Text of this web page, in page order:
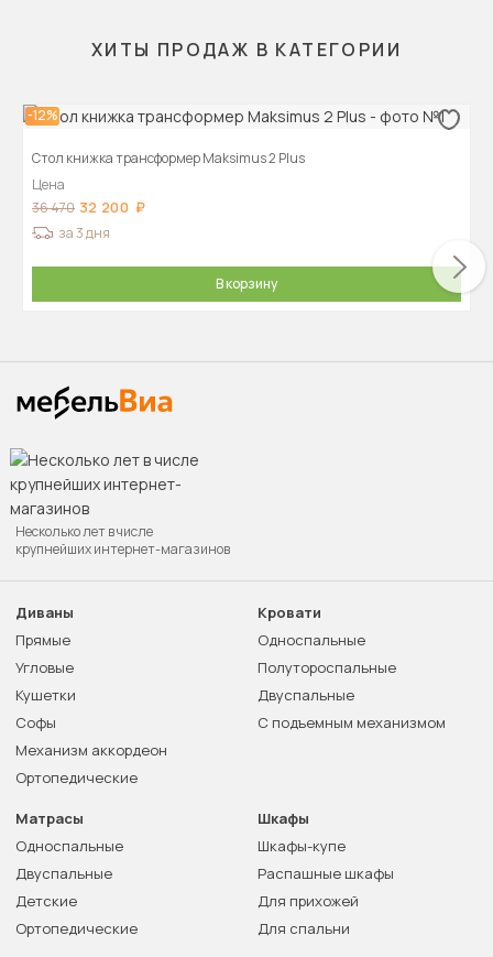
ХИТЫ ПРОДАЖ В КАТЕГОРИИ
-12%
Стол книжка трансформер Maksimus 2 Plus
Цена
36 470 32 200
за 3 дня
В корзину
Несколько лет в числе
крупнейших интернет-магазинов
Диваны
Прямые
Угловые
Кушетки
Софы
Механизм аккордеон
Ортопедические
Кровати
Односпальные
Полутороспальные
Двуспальные
С подъемным механизмом
Матрасы
Односпальные
Двуспальные
Детские
Ортопедические
Шкафы
Шкафы-купе
Распашные шкафы
Для прихожей
Для спальни